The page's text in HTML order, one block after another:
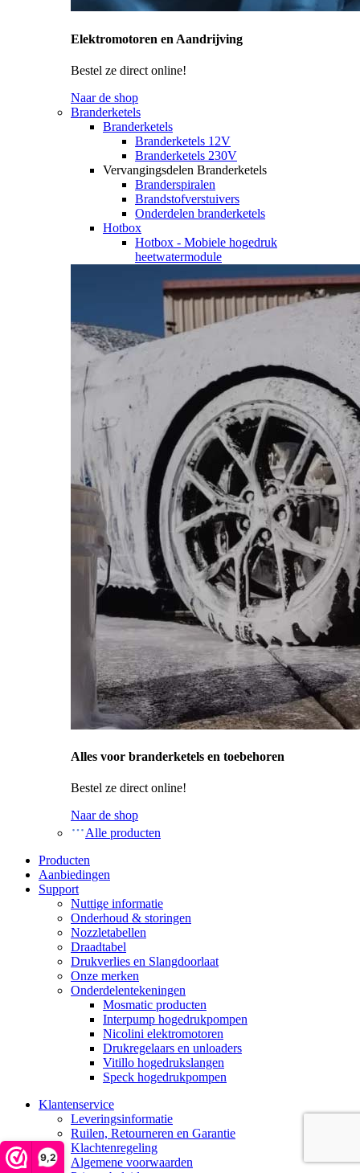
9,2
Elektromotoren en Aandrijving
Bestel ze direct online!
Naar de shop
Branderketels
Branderketels
Branderketels 12V
Branderketels 230V
Vervangingsdelen Branderketels
Branderspiralen
Brandstofverstuivers
Onderdelen branderketels
Hotbox
Hotbox - Mobiele hogedruk
heetwatermodule
Alles voor branderketels en toebehoren
Bestel ze direct online!
Naar de shop
Alle producten
Producten
Aanbiedingen
Support
Nuttige informatie
Onderhoud & storingen
Nozzletabellen
Draadtabel
Drukverlies en Slangdoorlaat
Onze merken
Onderdelentekeningen
Mosmatic producten
Interpump hogedrukpompen
Nicolini elektromotoren
Drukregelaars en unloaders
Vitillo hogedrukslangen
Speck hogedrukpompen
Klantenservice
Leveringsinformatie
Ruilen, Retourneren en Garantie
Klachtenregeling
Algemene voorwaarden